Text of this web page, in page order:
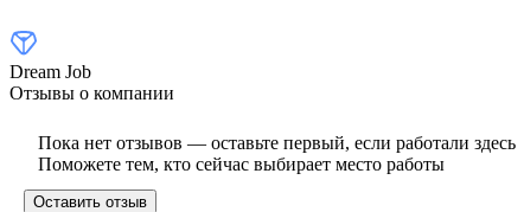
Dream Job
Отзывы о компании
Пока нет отзывов — оставьте первый, если работали здесь
Поможете тем, кто сейчас выбирает место работы
Оставить отзыв